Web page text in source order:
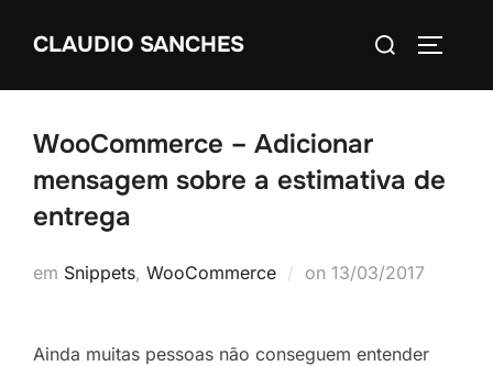
paraCLAUDIO SANCHES
Pesquisar
WooCommerce – Adicionar
mensagem sobre a estimativa de
entrega
em Snippets, WooCommerce on Postado
13/03/2017
Ainda muitas pessoas não conseguem entender